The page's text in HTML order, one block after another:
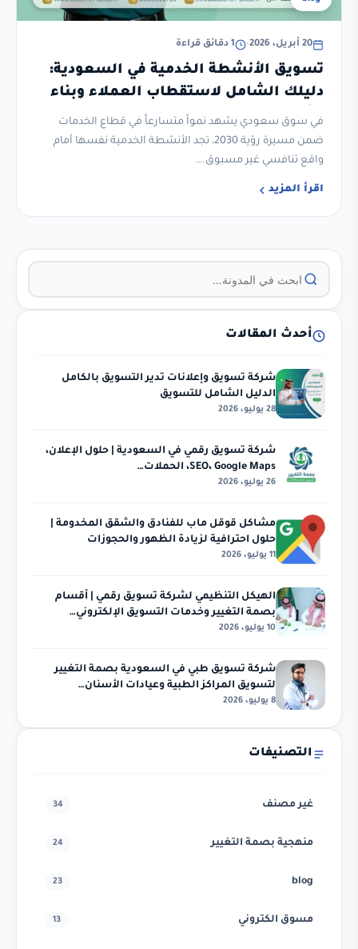
20 أبريل، 2026 • 1 دقائق قراءة
تسويق الأنشطة الخدمية في السعودية:
دليلك الشامل لاستقطاب العملاء وبناء
نشاط خدمي مربح
في سوق سعودي يشهد نمواً متسارعاً في قطاع الخدمات
ضمن مسيرة رؤية 2030، تجد الأنشطة الخدمية نفسها أمام
واقع تنافسي غير مسبوق.…
اقرأ المزيد
أحدث المقالات
شركة تسويق وإعلانات تدير التسويق بالكامل
الدليل الشامل للتسويق
28 يوليو، 2026
شركة تسويق رقمي في السعودية | حلول الإعلان،
SEO، Google Maps، الحملات…
26 يوليو، 2026
مشاكل قوقل ماب للفنادق والشقق المخدومة |
حلول احترافية لزيادة الظهور والحجوزات
11 يوليو، 2026
الهيكل التنظيمي لشركة تسويق رقمي | أقسام
بصمة التغيير وخدمات التسويق الإلكتروني…
10 يوليو، 2026
شركة تسويق طبي في السعودية بصمة التغيير
لتسويق المراكز الطبية وعيادات الأسنان…
8 يوليو، 2026
التصنيفات
غير مصنف 34
منهجية بصمة التغيير 24
blog
23
مسوق الكتروني 13